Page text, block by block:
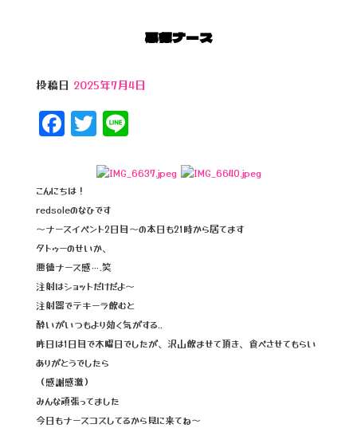
悪徳ナース
投稿日 2025年7月4日
F
a
e
b
o
o
k
T
wi
tt
e
r
Li
e
こんにちは！
redsoleのなひです
～ナースイベント2日目〜の本日も21時から居てます
タトゥーのせいか、
悪徳ナース感….笑
注射はショットだけだよ〜
注射器でテキーラ飲むと
酔いがいつもより効く気がする..
昨日は1日目で木曜日でしたが、沢山飲ませて頂き、食べさせてもらい
ありがとうでしたら
（感謝感激）
みんな頑張ってました
今日もナースコスしてるから見に来てね〜